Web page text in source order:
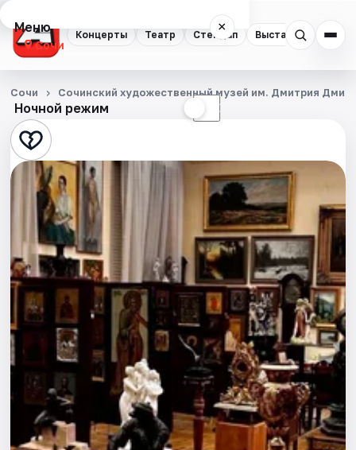
Концерты Театр Стендап Выставки
Меню ×
Сочи
Концерты
Театр
Стендап
Выставки
Квесты
Экскурсии
Спорт
События
Города
Площадки
Ночной режим ☾
Сочи Сочинский художественный музей им. Дмитрия